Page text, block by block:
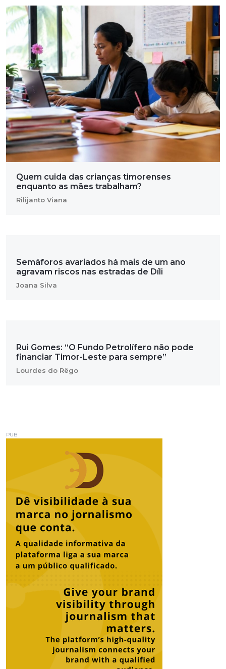
Quem cuida das crianças timorenses
enquanto as mães trabalham?
Rilijanto Viana
Semáforos avariados há mais de um ano
agravam riscos nas estradas de Díli
Joana Silva
Rui Gomes: “O Fundo Petrolífero não pode
financiar Timor-Leste para sempre”
Lourdes do Rêgo
PUB